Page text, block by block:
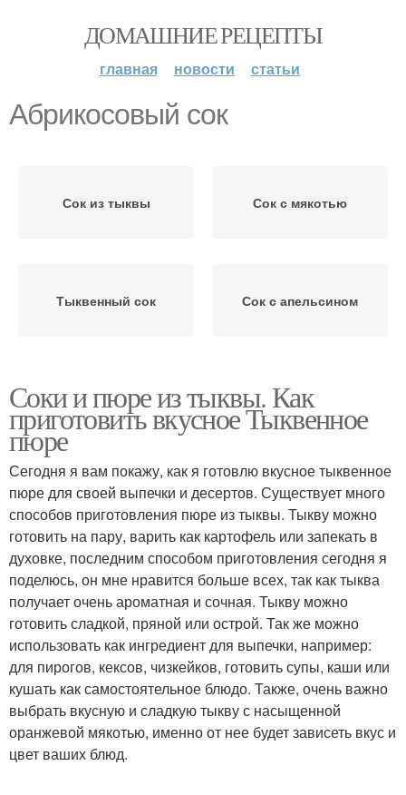
ДОМАШНИЕ РЕЦЕПТЫ
главная новости статьи
Абрикосовый сок
Сок из тыквы Сок с мякотью
Тыквенный сок Сок с апельсином
Соки и пюре из тыквы. Как
приготовить вкусное Тыквенное
пюре
Сегодня я вам покажу, как я готовлю вкусное тыквенное
пюре для своей выпечки и десертов. Существует много
способов приготовления пюре из тыквы. Тыкву можно
готовить на пару, варить как картофель или запекать в
духовке, последним способом приготовления сегодня я
поделюсь, он мне нравится больше всех, так как тыква
получает очень ароматная и сочная. Тыкву можно
готовить сладкой, пряной или острой. Так же можно
использовать как ингредиент для выпечки, например:
для пирогов, кексов, чизкейков, готовить супы, каши или
кушать как самостоятельное блюдо. Также, очень важно
выбрать вкусную и сладкую тыкву с насыщенной
оранжевой мякотью, именно от нее будет зависеть вкус и
цвет ваших блюд.